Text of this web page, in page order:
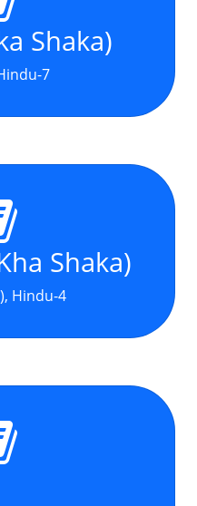
Shaka)
7
Shaka)
Hindu-4